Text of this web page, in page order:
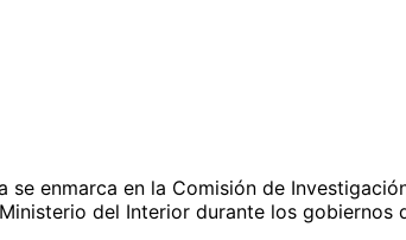
se enmarca en la Comisión de
del Interior durante los